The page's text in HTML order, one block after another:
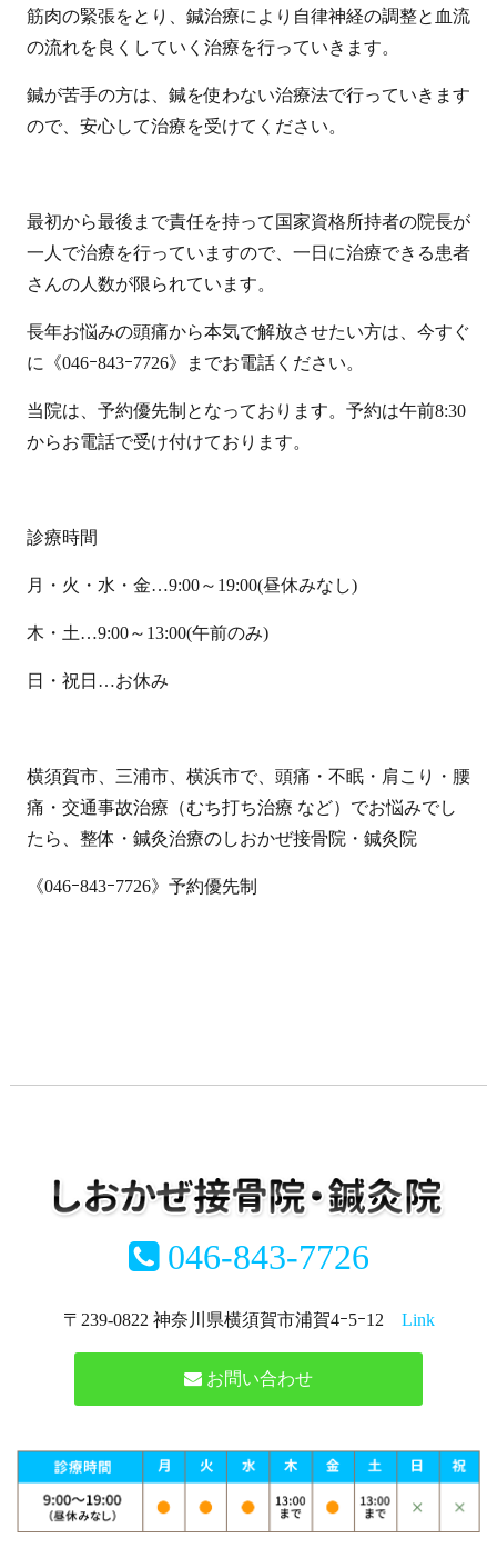
筋肉の緊張をとり、鍼治療により自律神経の調整と血流
の流れを良くしていく治療を行っていきます。
鍼が苦手の方は、鍼を使わない治療法で行っていきます
ので、安心して治療を受けてください。
最初から最後まで責任を持って国家資格所持者の院長が
一人で治療を行っていますので、一日に治療できる患者
さんの人数が限られています。
長年お悩みの頭痛から本気で解放させたい方は、今すぐ
に《046ｰ843ｰ7726》までお電話ください。
当院は、予約優先制となっております。予約は午前8:30
からお電話で受け付けております。
診療時間
月・火・水・金…9:00～19:00(昼休みなし)
木・土…9:00～13:00(午前のみ)
日・祝日…お休み
横須賀市、三浦市、横浜市で、頭痛・不眠・肩こり・腰
痛・交通事故治療（むち打ち治療 など）でお悩みでし
たら、整体・鍼灸治療のしおかぜ接骨院・鍼灸院
《046ｰ843ｰ7726》予約優先制
046-843-7726
〒239-0822 神奈川県横須賀市浦賀4ｰ5ｰ12 Link
お問い合わせ